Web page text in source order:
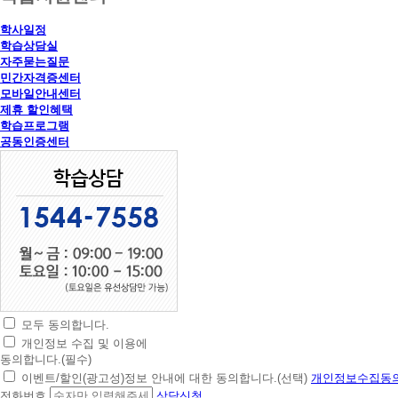
학사일정
학습상담실
자주묻는질문
민간자격증센터
모바일안내센터
제휴 할인혜택
학습프로그램
공동인증센터
초
간
편
상
모두 동의합니다.
개인정보 수집 및 이용에
동의합니다.(필수)
이벤트/할인(광고성)정보 안내에 대한 동의합니다.(선택) 개인정보수집동